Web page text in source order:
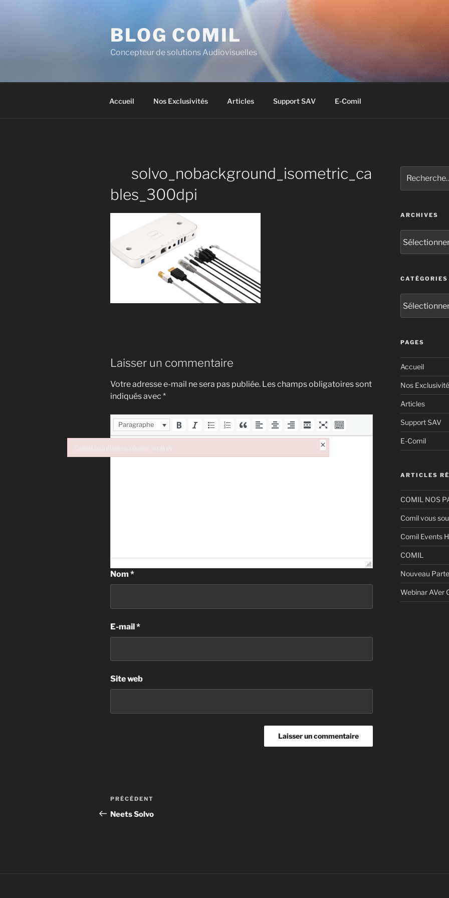
BLOG COMIL
Concepteur de solutions Audiovisuelles
Accueil Nos Exclusivités Articles Support SAV E-Comil
solvo_nobackground_isometric_ca
bles_300dpi
Laisser un commentaire
Votre adresse e-mail ne sera pas publiée. Les champs obligatoires sont
indiqués avec *
Paragraphe
Nom *
E-mail*
Site web
PRÉCÉDENT
Neets Solvo
ARCHIVES
CATÉGORIES
PAGES
Accueil
Nos
Articles
Support SAV
E-Comil
ARTICLES
COMIL NOS
Comil vous
Comil Events
COMIL
Nouveau
Webinar AVer
×
Failed to initialize plugin: wplink